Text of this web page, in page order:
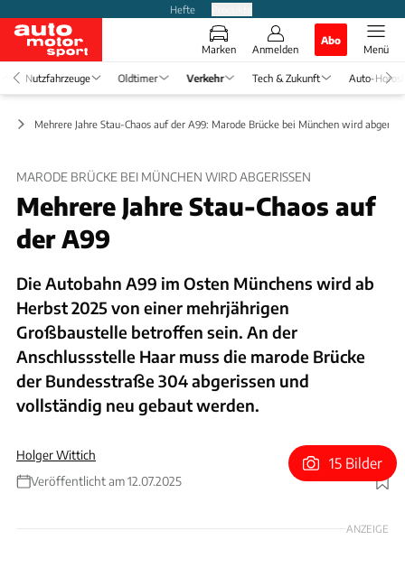
Hefte
Marken Anmelden
Abo
Menü
Nutzfahrzeuge Oldtimer Verkehr Tech & Zukunft Auto-
Mehrere Jahre Stau-Chaos auf der A99: Marode Brücke bei München wird
MARODE BRÜCKE BEI MÜNCHEN WIRD ABGERISSEN
Mehrere Jahre Stau-Chaos auf
der A99
Die Autobahn A99 im Osten Münchens wird ab
Herbst 2025 von einer mehrjährigen
Großbaustelle betroffen sein. An der
Anschlussstelle Haar muss die marode Brücke
der Bundesstraße 304 abgerissen und
vollständig neu gebaut werden.
Holger Wittich
Veröffentlicht am 12.07.2025
Foto: nickylarson974 via Getty Images; Collage: Wittich
15 Bilder
ANZEIGE